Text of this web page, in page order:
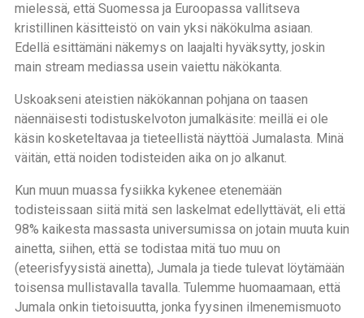
mielessä, että Suomessa ja Euroopassa vallitseva
kristillinen käsitteistö on vain yksi näkökulma asiaan.
Edellä esittämäni näkemys on laajalti hyväksytty, joskin
main stream mediassa usein vaiettu näkökanta.
Uskoakseni ateistien näkökannan pohjana on taasen
näennäisesti todistuskelvoton jumalkäsite: meillä ei ole
käsin kosketeltavaa ja tieteellistä näyttöä Jumalasta. Minä
väitän, että noiden todisteiden aika on jo alkanut.
Kun muun muassa fysiikka kykenee etenemään
todisteissaan siitä mitä sen laskelmat edellyttävät, eli että
98% kaikesta massasta universumissa on jotain muuta kuin
ainetta, siihen, että se todistaa mitä tuo muu on
(eteerisfyysistä ainetta), Jumala ja tiede tulevat löytämään
toisensa mullistavalla tavalla. Tulemme huomaamaan, että
Jumala onkin tietoisuutta, jonka fyysinen ilmenemismuoto